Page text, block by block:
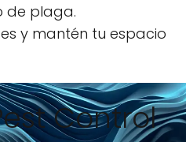
de plaga.
y mantén tu espacio
Control